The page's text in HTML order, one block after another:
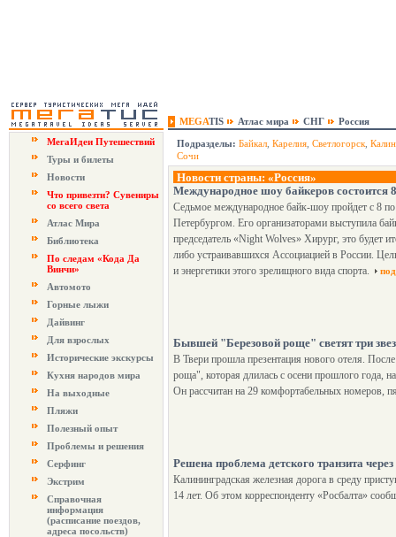
MEGATIS Атлас мира СНГ
Россия
МегаИдеи Путешествий
Туры и билеты
Новости
Что привезти? Сувениры
со всего света
Атлас Мира
Библиотека
По следам «Кода Да
Винчи»
Автомото
Горные лыжи
Дайвинг
Для взрослых
Исторические экскурсы
Кухня народов мира
На выходные
Пляжи
Полезный опыт
Проблемы и решения
Серфинг
Экстрим
Справочная
информация
(расписание поездов,
адреса посольств)
Подразделы: Байкал Карелия Светлогорск
Сочи
Новости страны: «Россия»
Международное шоу байкеров состоится
Седьмое международное байк-шоу пройдет с 8
Петербургом. Его организаторами выступила
председатель «Night Wolves» Хирург, это будет
либо устраивавшихся Ассоциацией в России.
и энергетики этого зрелищного вида спорта.
Бывшей "Березовой роще" светят три
В Твери прошла презентация нового отеля.
роща", которая длилась с осени прошлого года,
Он рассчитан на 29 комфортабельных номеров,
Решена проблема детского транзита
Калининградская железная дорога в среду
14 лет. Об этом корреспонденту «Росбалта»